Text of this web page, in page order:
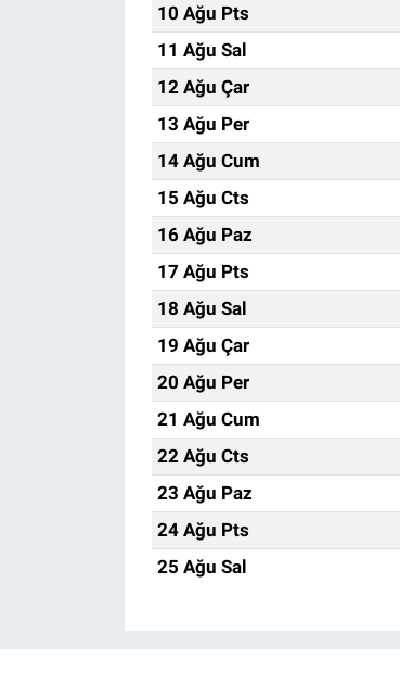
10 Ağu Pts
11 Ağu Sal
12 Ağu Çar
13 Ağu Per
14 Ağu Cum
15 Ağu Cts
16 Ağu Paz
17 Ağu Pts
18 Ağu Sal
19 Ağu Çar
20 Ağu Per
21 Ağu Cum
22 Ağu Cts
23 Ağu Paz
24 Ağu Pts
25 Ağu Sal